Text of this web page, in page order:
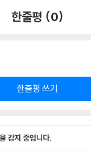
한줄평 (0)
한줄평 쓰기
감지 중입니다.